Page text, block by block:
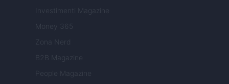
Investimenti Magazine
Money 365
Zona Nerd
B2B Magazine
People Magazine